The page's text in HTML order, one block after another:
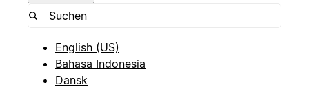
English (US)
Bahasa Indonesia
Dansk